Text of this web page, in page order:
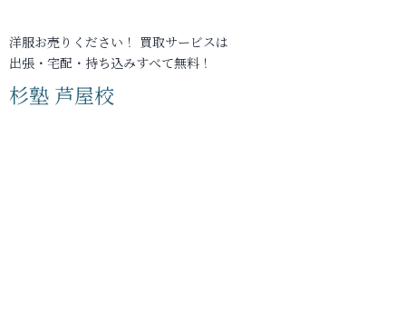
洋服お売りください！ 買取サービスは
出張・宅配・持ち込みすべて無料！
杉塾 芦屋校